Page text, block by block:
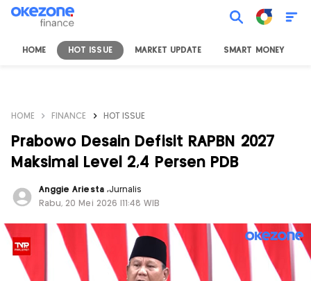
HOME HOT ISSUE MARKET UPDATE SMART MONEY
HOME FINANCE HOT ISSUE
Prabowo Desain Defisit RAPBN 2027
Maksimal Level 2,4 Persen PDB
Anggie Ariesta ,Jurnalis
Rabu, 20 Mei 2026 |11:48 WIB